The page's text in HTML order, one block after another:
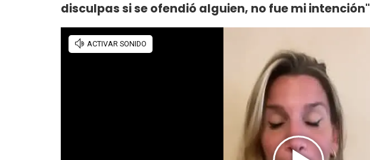
disculpas si se ofendió alguien, no fue mi intención"